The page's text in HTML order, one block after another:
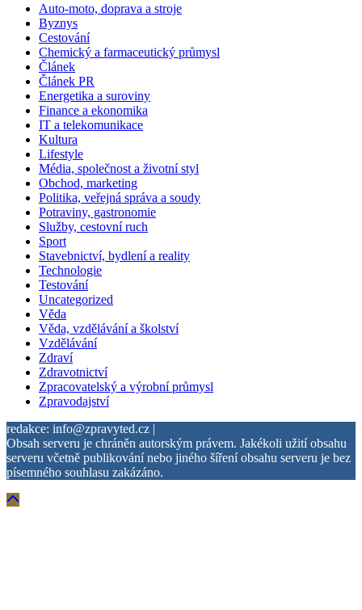
Auto-moto, doprava a stroje
Byznys
Cestování
Chemický a farmaceutický průmysl
Článek
Článek PR
Energetika a suroviny
Finance a ekonomika
IT a telekomunikace
Kultura
Lifestyle
Média, společnost a životní styl
Obchod, marketing
Politika, veřejná správa a soudy
Potraviny, gastronomie
Služby, cestovní ruch
Sport
Stavebnictví, bydlení a reality
Technologie
Testování
Uncategorized
Věda
Věda, vzdělávání a školství
Vzdělávání
Zdraví
Zdravotnictví
Zpracovatelský a výrobní průmysl
Zpravodajství
redakce: info@zpravyted.cz |
Obsah serveru je chráněn autorským právem. Jakékoli užití obsahu
serveru včetně publikování nebo jiného šíření obsahu serveru je bez
písemného souhlasu zakázáno.